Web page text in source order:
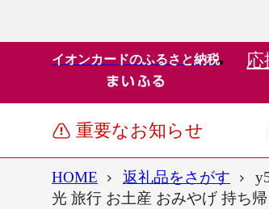
イオンカードのふるさと納税 応
重要なお知らせ
HOME 返礼品をさがす
光 旅行 お土産 おみやげ 持ち